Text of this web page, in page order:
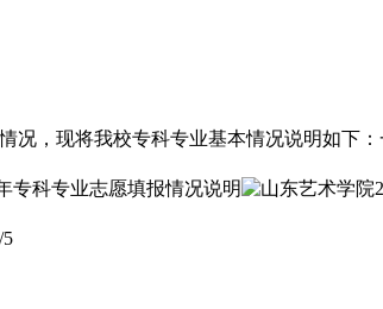
，现将我校专科专业基本情况说明如下
5